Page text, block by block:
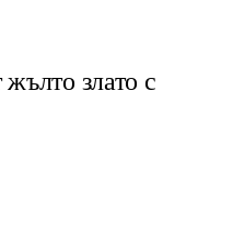
злато с